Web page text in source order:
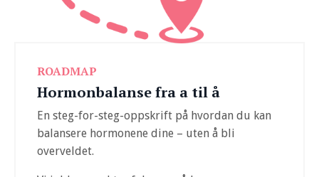
ROADMAP
Hormonbalanse fra a til å
En steg-for-steg-oppskrift på hvordan du kan
balansere hormonene dine – uten å bli
overveldet.